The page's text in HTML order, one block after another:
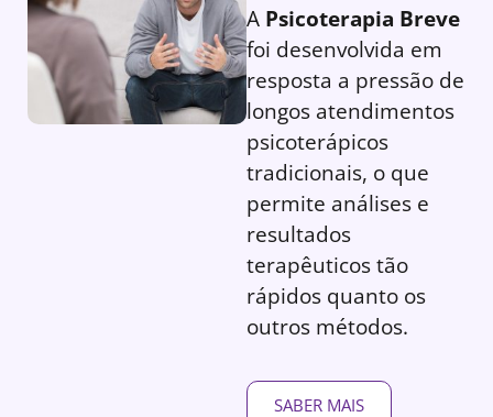
A Psicoterapia Breve
foi desenvolvida em
resposta a pressão de
longos atendimentos
psicoterápicos
tradicionais, o que
permite análises e
resultados
terapêuticos tão
rápidos quanto os
outros métodos.
SABER MAIS